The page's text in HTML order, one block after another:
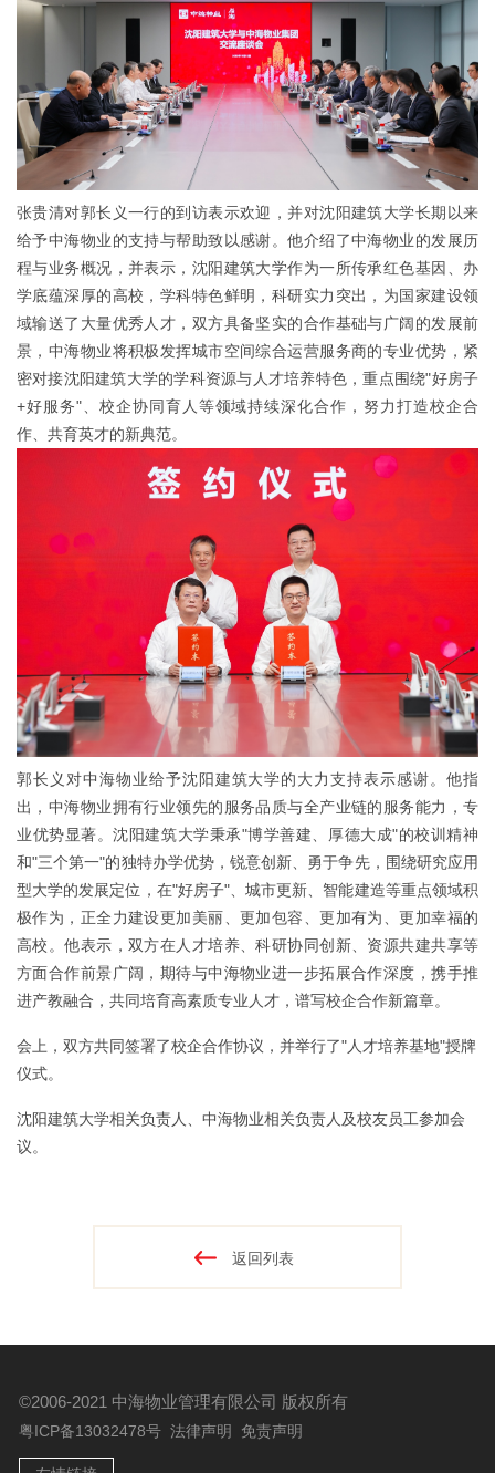
张贵清对郭长义一行的到访表示欢迎，并对沈阳建筑大学长期以来
给予中海物业的支持与帮助致以感谢。他介绍了中海物业的发展历
程与业务概况，并表示，沈阳建筑大学作为一所传承红色基因、办
学底蕴深厚的高校，学科特色鲜明，科研实力突出，为国家建设领
域输送了大量优秀人才，双方具备坚实的合作基础与广阔的发展前
景，中海物业将积极发挥城市空间综合运营服务商的专业优势，紧
密对接沈阳建筑大学的学科资源与人才培养特色，重点围绕"好房子
+好服务"、校企协同育人等领域持续深化合作，努力打造校企合
作、共育英才的新典范。
郭长义对中海物业给予沈阳建筑大学的大力支持表示感谢。他指
出，中海物业拥有行业领先的服务品质与全产业链的服务能力，专
业优势显著。沈阳建筑大学秉承"博学善建、厚德大成"的校训精神
和"三个第一"的独特办学优势，锐意创新、勇于争先，围绕研究应用
型大学的发展定位，在"好房子"、城市更新、智能建造等重点领域积
极作为，正全力建设更加美丽、更加包容、更加有为、更加幸福的
高校。他表示，双方在人才培养、科研协同创新、资源共建共享等
方面合作前景广阔，期待与中海物业进一步拓展合作深度，携手推
进产教融合，共同培育高素质专业人才，谱写校企合作新篇章。
会上，双方共同签署了校企合作协议，并举行了"人才培养基地"授牌
仪式。
沈阳建筑大学相关负责人、中海物业相关负责人及校友员工参加会
议。
返回列表
©2006-2021 中海物业管理有限公司 版权所有
粤ICP备13032478号 法律声明 免责声明